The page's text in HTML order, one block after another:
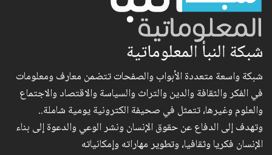
شبكة النبأ المعلوماتية
شبكة واسعة متعددة الأبواب والصفحات تتضمن معارف ومعلومات
في الفكر والثقافة والدين والتراث والسياسة والاقتصاد والاجتماع
والعلوم وغيرها، تتمثل في صحيفة الكترونية يومية شاملة..
وتهدف إلى الدفاع عن حقوق الإنسان ونشر الوعي والدعوة إلى بناء
الإنسان فكريا وثقافيا، وتطوير مهاراته وإمكانياته